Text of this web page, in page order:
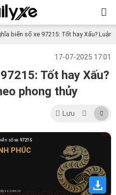
biển số xe 97215: Tốt hay Xấu?
17-07-2025 17:01
Tốt hay Xấu?
phong thủy
Lưu
số xe 97215
PHÚC